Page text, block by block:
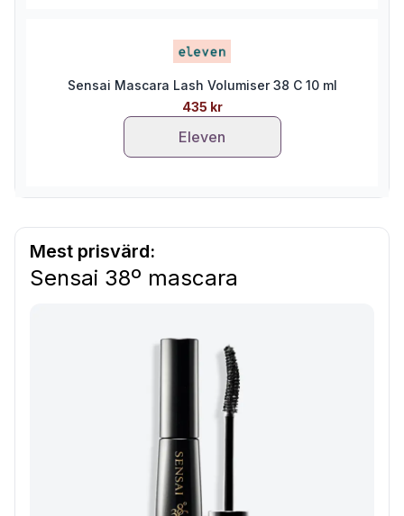
Sensai Mascara Lash Volumiser 38 C 10 ml
435 kr
Eleven
Mest prisvärd:
Sensai 38º mascara